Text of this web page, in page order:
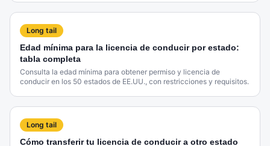
Long tail
Edad mínima para la licencia de conducir por estado:
tabla completa
Consulta la edad mínima para obtener permiso y licencia de
conducir en los 50 estados de EE.UU., con restricciones y requisitos.
Long tail
Cómo transferir tu licencia de conducir a otro estado